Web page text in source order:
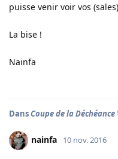
puisse venir voir vos
La bise !
Nainfa
DansCoupe de la
nainfa 10 nov. 2016